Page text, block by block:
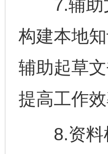
7.辅助文
构建本地
辅助起草
提高工作
8.资料检